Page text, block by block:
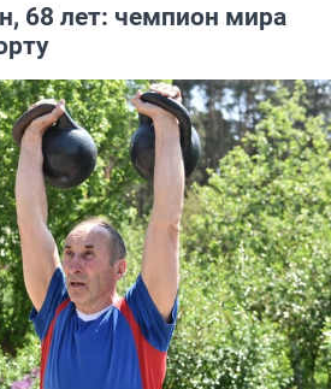
68 лет: чемпион мира